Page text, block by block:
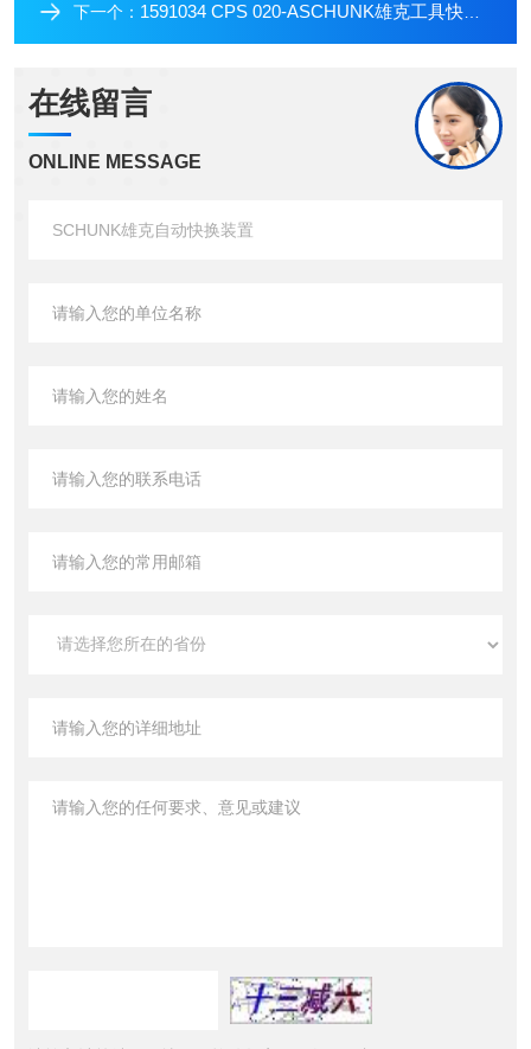
下一个： 1591034 CPS 020-ASCHUNK雄克工具快换盘
在线留言
ONLINE MESSAGE